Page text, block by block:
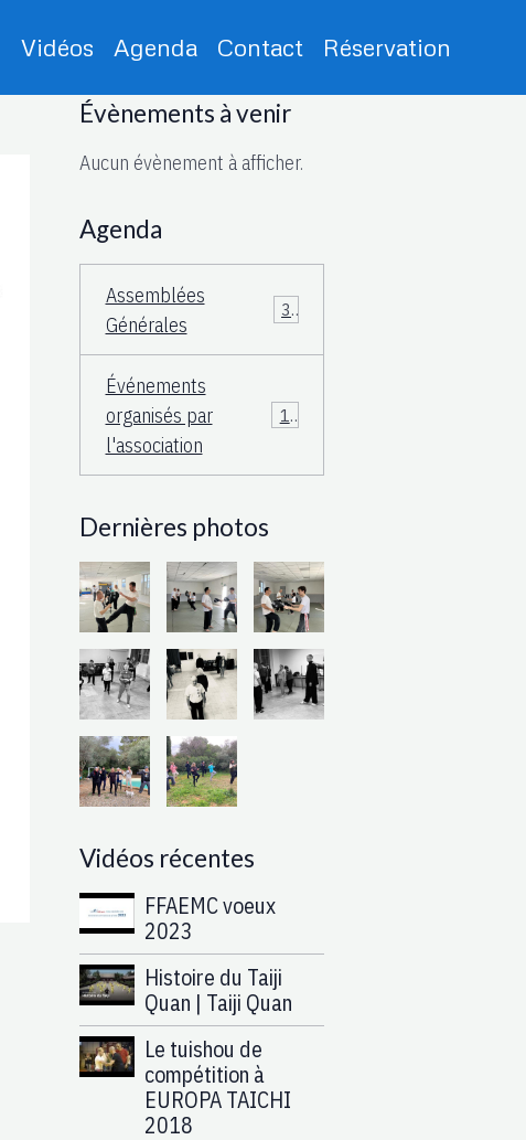
Vidéos Agenda Contact Réservation
Évènements à venir
Aucun évènement à afficher.
Agenda
Assemblées
Générales
3
Événements
organisés par
l'association
15
Dernières photos
Vidéos récentes
FFAEMC voeux
2023
Histoire du Taiji
Quan | Taiji Quan
Le tuishou de
compétition à
EUROPA TAICHI
2018